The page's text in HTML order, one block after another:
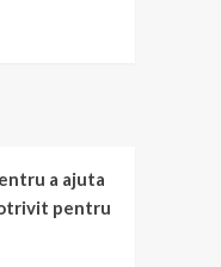
a ajuta
pentru